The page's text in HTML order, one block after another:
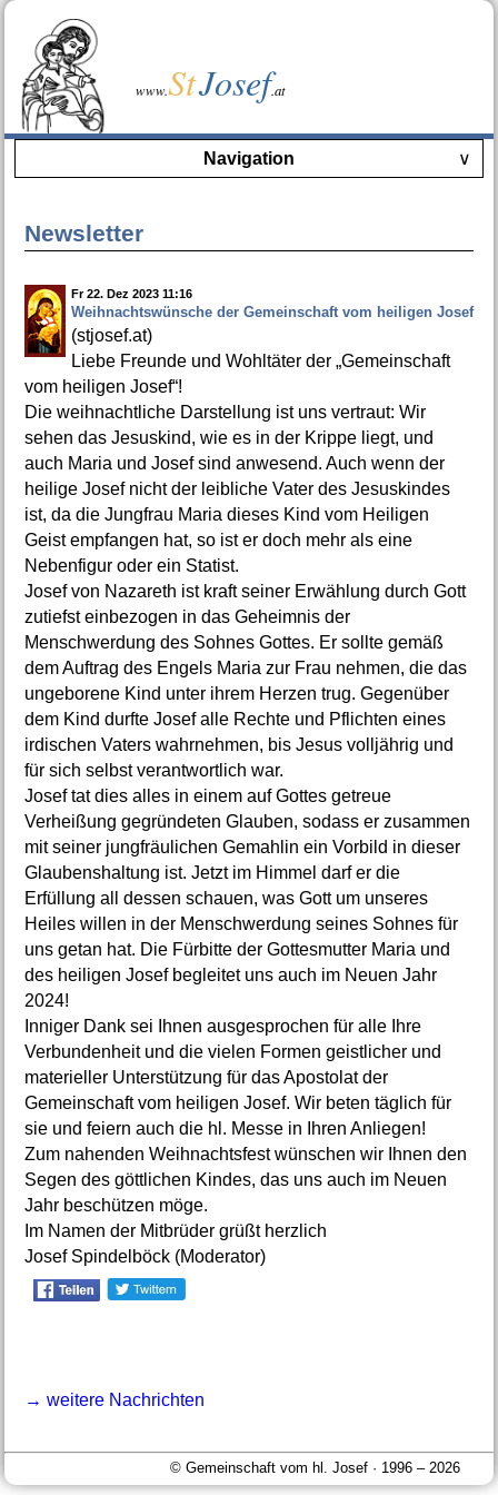
www.StJosef.at
Navigation ∨
Newsletter
Fr 22. Dez 2023 11:16
Weihnachtswünsche der Gemeinschaft vom heiligen Josef
(stjosef.at)
Liebe Freunde und Wohltäter der „Gemeinschaft
vom heiligen Josef“!
Die weihnachtliche Darstellung ist uns vertraut: Wir
sehen das Jesuskind, wie es in der Krippe liegt, und
auch Maria und Josef sind anwesend. Auch wenn der
heilige Josef nicht der leibliche Vater des Jesuskindes
ist, da die Jungfrau Maria dieses Kind vom Heiligen
Geist empfangen hat, so ist er doch mehr als eine
Nebenfigur oder ein Statist.
Josef von Nazareth ist kraft seiner Erwählung durch Gott
zutiefst einbezogen in das Geheimnis der
Menschwerdung des Sohnes Gottes. Er sollte gemäß
dem Auftrag des Engels Maria zur Frau nehmen, die das
ungeborene Kind unter ihrem Herzen trug. Gegenüber
dem Kind durfte Josef alle Rechte und Pflichten eines
irdischen Vaters wahrnehmen, bis Jesus volljährig und
für sich selbst verantwortlich war.
Josef tat dies alles in einem auf Gottes getreue
Verheißung gegründeten Glauben, sodass er zusammen
mit seiner jungfräulichen Gemahlin ein Vorbild in dieser
Glaubenshaltung ist. Jetzt im Himmel darf er die
Erfüllung all dessen schauen, was Gott um unseres
Heiles willen in der Menschwerdung seines Sohnes für
uns getan hat. Die Fürbitte der Gottesmutter Maria und
des heiligen Josef begleitet uns auch im Neuen Jahr
2024!
Inniger Dank sei Ihnen ausgesprochen für alle Ihre
Verbundenheit und die vielen Formen geistlicher und
materieller Unterstützung für das Apostolat der
Gemeinschaft vom heiligen Josef. Wir beten täglich für
sie und feiern auch die hl. Messe in Ihren Anliegen!
Zum nahenden Weihnachtsfest wünschen wir Ihnen den
Segen des göttlichen Kindes, das uns auch im Neuen
Jahr beschützen möge.
Im Namen der Mitbrüder grüßt herzlich
Josef Spindelböck (Moderator)
→ weitere Nachrichten
© Gemeinschaft vom hl. Josef · 1996 – 2026